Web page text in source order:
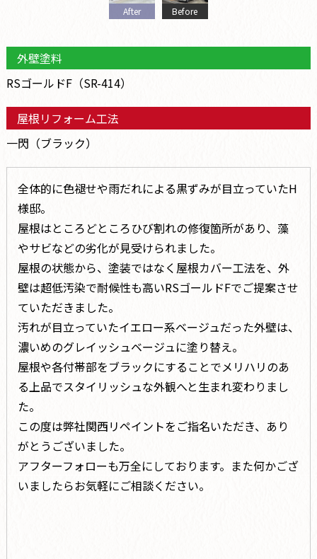
After Before
外壁塗料
RSゴールドF（SR-414）
屋根リフォーム工法
一閃（ブラック）
全体的に色褪せや雨だれによる黒ずみが目立っていたH
様邸。
屋根はところどところひび割れの修復箇所があり、藻
やサビなどの劣化が見受けられました。
屋根の状態から、塗装ではなく屋根カバー工法を、外
壁は超低汚染で耐候性も高いRSゴールドFでご提案させ
ていただきました。
汚れが目立っていたイエロー系ベージュだった外壁は、
濃いめのグレイッシュベージュに塗り替え。
屋根や各付帯部をブラックにすることでメリハリのあ
る上品でスタイリッシュな外観へと生まれ変わりまし
た。
この度は弊社関西リペイントをご指名いただき、あり
がとうございました。
アフターフォローも万全にしております。また何かござ
いましたらお気軽にご相談ください。